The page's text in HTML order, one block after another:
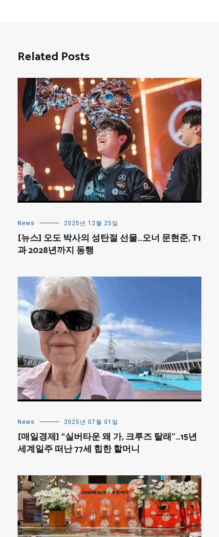
Related Posts
News 2025년 12월 25일
[뉴스] 오도 박사의 성탄절 선물…오너 문현준, T1
과 2028년까지 동행
News 2025년 07월 01일
[매일경제] “실버타운 왜 가, 크루즈 탈래”…15년
세계일주 떠난 77세 힙한 할머니